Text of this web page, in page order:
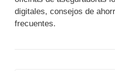
digitales, consejos de
frecuentes.